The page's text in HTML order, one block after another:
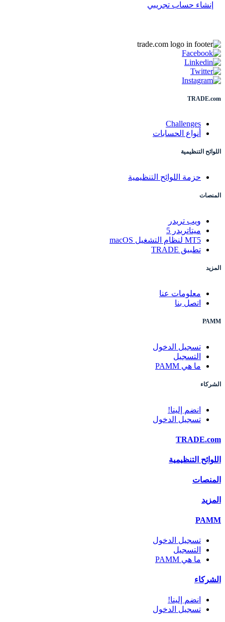
إنشاء حساب تجريبي
TRADE.com
Challenges
أنواع الحسابات
اللوائح التنظيمية
حزمة اللوائح التنظيمية
المنصات
ويب تريدر
ميتاتريدر 5
MT5 لنظام التشغيل macOS
تطبيق TRADE
المزيد
معلومات عنا
اتصل بنا
PAMM
تسجيل الدخول
التسجيل
ما هي PAMM
الشركاء
انضم إلينا!
تسجيل الدخول
TRADE.com
اللوائح التنظيمية
المنصات
المزيد
PAMM
تسجيل الدخول
التسجيل
ما هي PAMM
الشركاء
انضم إلينا!
تسجيل الدخول